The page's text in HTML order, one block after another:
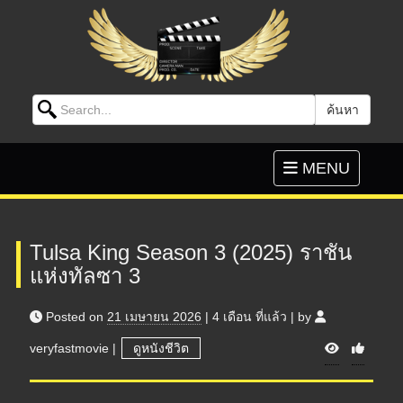
Search for: ค้นหา
Toggle
navigation
MENU
Tulsa King Season 3 (2025) ราชัน
แห่งทัลซา 3
Posted on 21 เมษายน 2026 | 4 เดือน ที่แล้ว | by
veryfastmovie | ดูหนังชีวิต V
i